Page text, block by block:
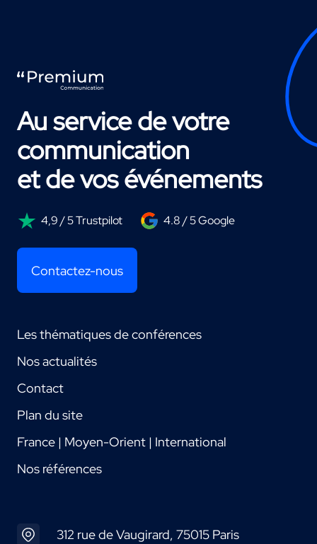
Au service de votre
communication
et de vos événements
4,9 / 5 Trustpilot 4.8 / 5 Google
Contactez-nous
Les thématiques de conférences
Nos actualités
Contact
Plan du site
France | Moyen-Orient | International
Nos références
312 rue de Vaugirard, 75015 Paris